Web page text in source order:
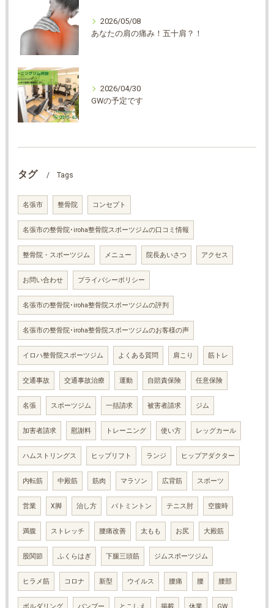
2026/05/08
あなたの肩の痛み！五十肩？！
2026/04/30
GWの予定です
タグ Tags
名張市 整骨院 コンセプト
名張市の整骨院･iroha整骨院スポーツジムの口コミ情報
整骨院・スポーツジム メニュー 院長あいさつ アクセス
お問い合わせ プライバシーポリシー
名張市の整骨院･iroha整骨院スポーツジムの評判
名張市の整骨院･iroha整骨院スポーツジムのお客様の声
イロハ整骨院スポーツジム よくある質問 肩こり 筋トレ
交通事故 交通事故治療 運動 自賠責保険 任意保険
名張 スポーツジム 一括請求 被害者請求 ジム
加害者請求 慰謝料 トレーニング 使い方 レッグカール
ハムストリングス ヒップリフト ランジ ヒップアダクター
内転筋 中殿筋 筋肉 マラソン 広背筋 スポーツ
営業 X脚 治し方 バトミントン テニス肘 空腹時
満腹 ストレッチ 腰痛改善 太もも お尻 大殿筋
股関節 ふくらはぎ 下腿三頭筋 ジムスポーツジム
ヒラメ筋 コロナ 新型 ウイルス 腰痛 腰 腰部